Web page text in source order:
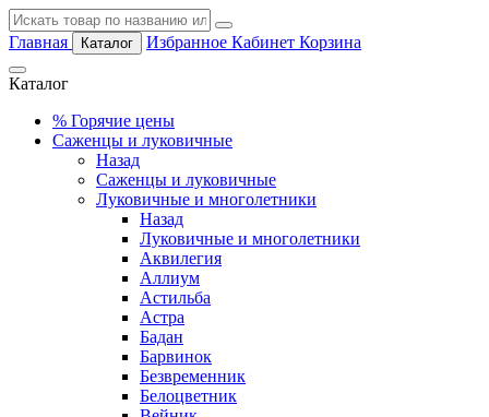
Главная Каталог Избранное Кабинет Корзина
Каталог
% Горячие цены
Саженцы и луковичные
Назад
Саженцы и луковичные
Луковичные и многолетники
Назад
Луковичные и многолетники
Аквилегия
Аллиум
Астильба
Астра
Бадан
Барвинок
Безвременник
Белоцветник